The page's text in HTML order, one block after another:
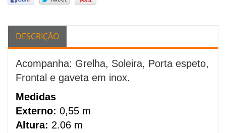
DESCRIÇÃO
Acompanha: Grelha, Soleira, Porta espeto,
Frontal e gaveta em inox.
Medidas
Externo: 0,55 m
Altura: 2.06 m